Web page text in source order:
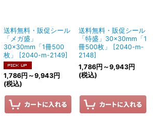
送料無料・販促シール
「メガ盛」
30×30mm「1冊500
枚」
[2040-m-2149]
1,786円 ～9,943円
(税込)
送料無料・販促シール
「特盛」30×30mm「1
冊500枚」
[2040-m-
2148]
1,786円 ～9,943円
(税込)